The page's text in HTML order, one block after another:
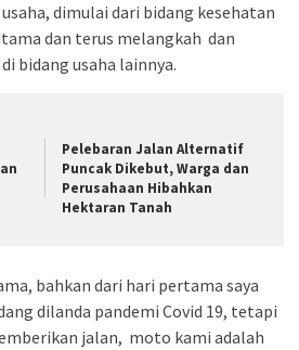
dimulai dari bidang kesehatan
dan terus melangkah dan
bidang usaha lainnya.
Pelebaran Jalan Alternatif
Puncak Dikebut, Warga dan
Perusahaan Hibahkan
Hektaran Tanah
bahkan dari hari pertama saya
dilanda pandemi Covid 19, tetapi
jalan, moto kami adalah